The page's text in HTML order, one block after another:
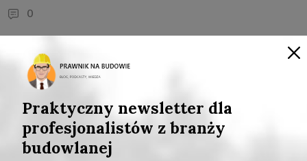
0
ekonomiczne #181
Czytaj więcej
WYRÓŻNIONE
Praktyczny newsletter dla
profesjonalistów z branży
budowlanej